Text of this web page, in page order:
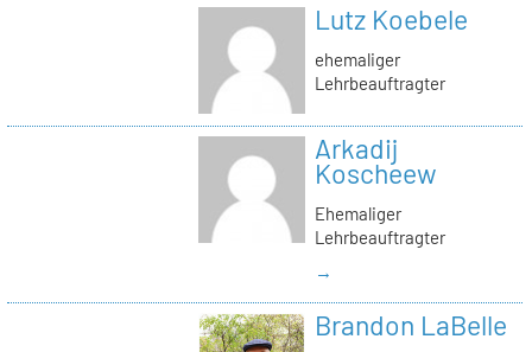
Lutz Koebele
ehemaliger
Lehrbeauftragter
Arkadij
Koscheew
Ehemaliger
Lehrbeauftragter
→
Brandon LaBelle